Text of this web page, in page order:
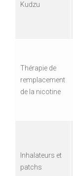
Kudzu
Thérapie de
remplacement
de la nicotine
Inhalateurs et
patchs